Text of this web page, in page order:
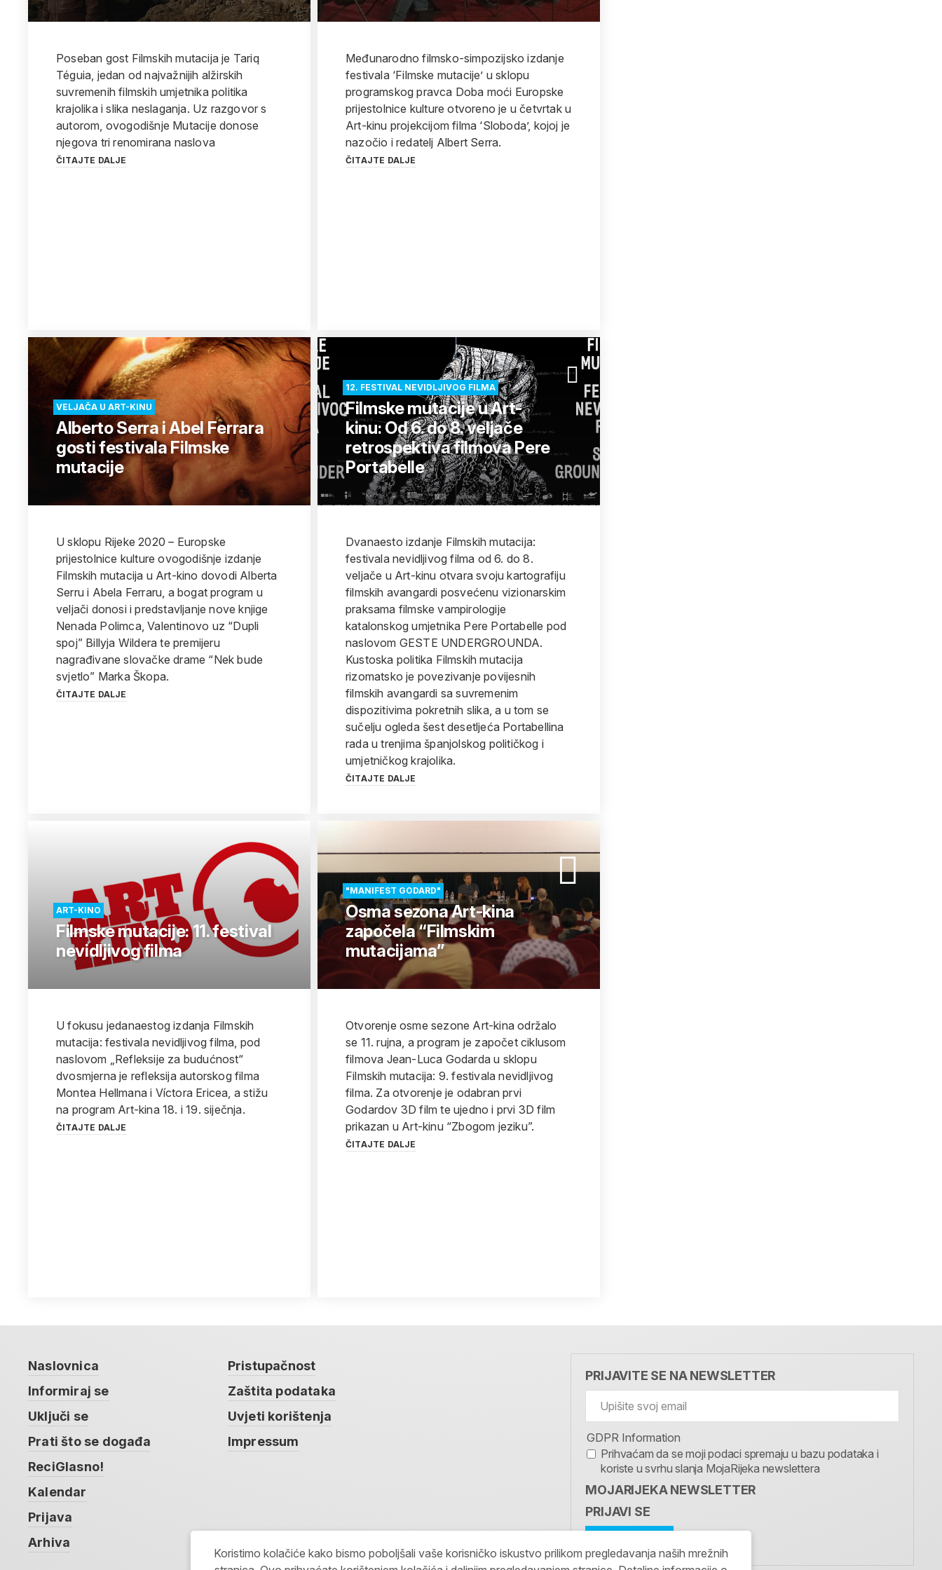
Poseban gost Filmskih mutacija je Tariq
Téguia, jedan od najvažnijih alžirskih
suvremenih filmskih umjetnika politika
krajolika i slika neslaganja. Uz razgovor s
autorom, ovogodišnje Mutacije donose
njegova tri renomirana naslova
ČITAJTE DALJE
Međunarodno filmsko-simpozijsko izdanje
festivala ‘Filmske mutacije’ u sklopu
programskog pravca Doba moći Europske
prijestolnice kulture otvoreno je u četvrtak u
Art-kinu projekcijom filma ‘Sloboda’, kojoj je
nazočio i redatelj Albert Serra.
ČITAJTE DALJE
VELJAČA U ART-KINU
Alberto Serra i Abel Ferrara
gosti festivala Filmske
mutacije
U sklopu Rijeke 2020 – Europske
prijestolnice kulture ovogodišnje izdanje
Filmskih mutacija u Art-kino dovodi Alberta
Serru i Abela Ferraru, a bogat program u
veljači donosi i predstavljanje nove knjige
Nenada Polimca, Valentinovo uz “Dupli
spoj” Billyja Wildera te premijeru
nagrađivane slovačke drame “Nek bude
svjetlo” Marka Škopa.
ČITAJTE DALJE
12. FESTIVAL NEVIDLJIVOG FILMA
Filmske mutacije u Art-
kinu: Od 6. do 8. veljače
retrospektiva filmova Pere
Portabelle
Dvanaesto izdanje Filmskih mutacija:
festivala nevidljivog filma od 6. do 8.
veljače u Art-kinu otvara svoju kartografiju
filmskih avangardi posvećenu vizionarskim
praksama filmske vampirologije
katalonskog umjetnika Pere Portabelle pod
naslovom GESTE UNDERGROUNDA.
Kustoska politika Filmskih mutacija
rizomatsko je povezivanje povijesnih
filmskih avangardi sa suvremenim
dispozitivima pokretnih slika, a u tom se
sučelju ogleda šest desetljeća Portabellina
rada u trenjima španjolskog političkog i
umjetničkog krajolika.
ČITAJTE DALJE
ART-KINO
Filmske mutacije: 11. festival
nevidljivog filma
U fokusu jedanaestog izdanja Filmskih
mutacija: festivala nevidljivog filma, pod
naslovom „Refleksije za budućnost“
dvosmjerna je refleksija autorskog filma
Montea Hellmana i Víctora Ericea, a stižu
na program Art-kina 18. i 19. siječnja.
ČITAJTE DALJE
"MANIFEST GODARD"
Osma sezona Art-kina
započela “Filmskim
mutacijama”
Otvorenje osme sezone Art-kina održalo
se 11. rujna, a program je započet ciklusom
filmova Jean-Luca Godarda u sklopu
Filmskih mutacija: 9. festivala nevidljivog
filma. Za otvorenje je odabran prvi
Godardov 3D film te ujedno i prvi 3D film
prikazan u Art-kinu “Zbogom jeziku”.
ČITAJTE DALJE
Naslovnica
Informiraj se
Uključi se
Prati što se događa
ReciGlasno!
Kalendar
Prijava
Arhiva
Pristupačnost
Zaštita podataka
Uvjeti korištenja
Impressum
PRIJAVITE SE NA NEWSLETTER
GDPR Information
Prihvaćam da se moji podaci spremaju u bazu podataka i
koriste u svrhu slanja MojaRijeka newslettera
MOJARIJEKA NEWSLETTER
PRIJAVI SE
Koristimo kolačiće kako bismo poboljšali vaše korisničko iskustvo prilikom pregledavanja naših mrežnih